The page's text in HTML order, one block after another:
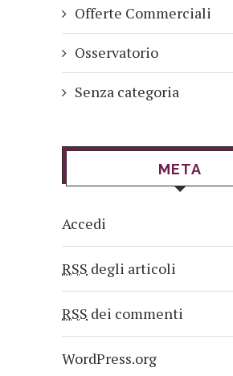
Offerte Commerciali
Osservatorio
Senza categoria
META
Accedi
RSS degli articoli
RSS dei commenti
WordPress.org